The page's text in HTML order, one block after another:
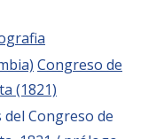
Congreso de
(1821)
del Congreso de